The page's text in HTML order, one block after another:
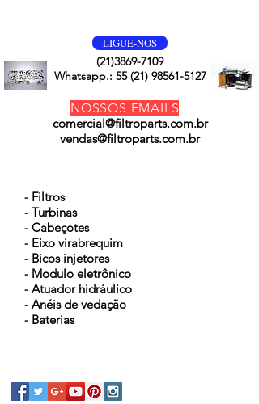
LIGUE-NOS
(21)3869-7109
Whatsapp.: 55 (21) 98561-5127
NOSSOS EMAILS
comercial@filtroparts.com.br
vendas@filtroparts.com.br
- Filtros
- Turbinas
- Cabeçotes
- Eixo virabrequim
- Bicos injetores
- Modulo eletrônico
- Atuador hidráulico
- Anéis de vedação
- Baterias